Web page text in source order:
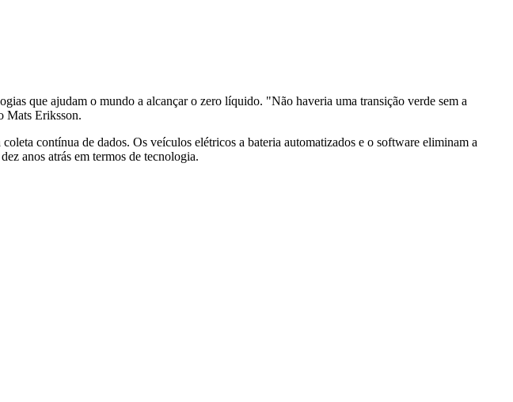
que ajudam o mundo a alcançar o zero líquido. "Não haveria uma transição verde sem a
Mats Eriksson.
contínua de dados. Os veículos elétricos a bateria automatizados e o software eliminam a
anos atrás em termos de tecnologia.